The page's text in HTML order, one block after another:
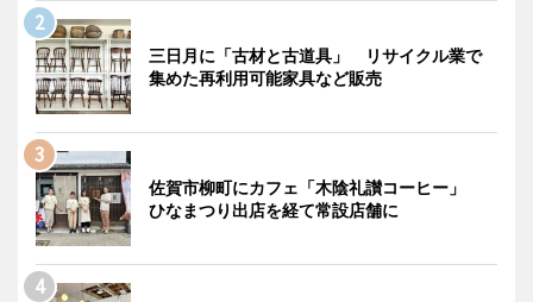
三日月に「古材と古道具」 リサイクル業で
集めた再利用可能家具など販売
佐賀市柳町にカフェ「木陰礼讃コーヒー」
ひなまつり出店を経て常設店舗に